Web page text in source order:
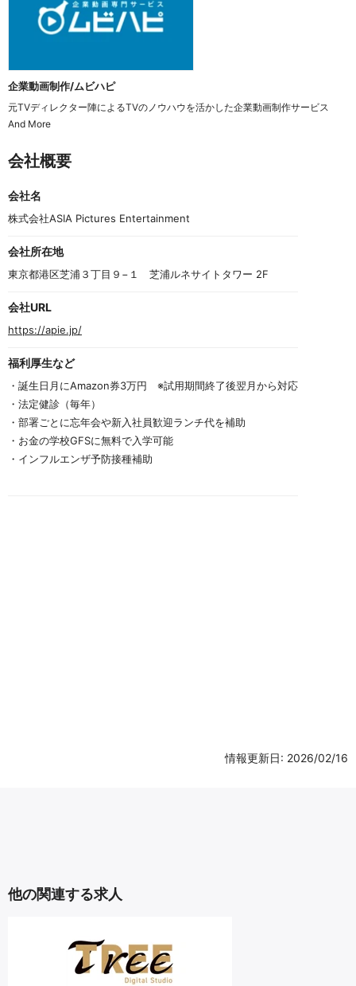
企業動画制作/ムビハピ
元TVディレクター陣によるTVのノウハウを活かした企業動画制作サービス
And More
会社概要
会社名
株式会社ASIA Pictures Entertainment
会社所在地
東京都港区芝浦３丁目９−１　芝浦ルネサイトタワー 2F
会社URL
https://apie.jp/
福利厚生など
・誕生日月にAmazon券3万円　※試用期間終了後翌月から対応
・法定健診（毎年）
・部署ごとに忘年会や新入社員歓迎ランチ代を補助
・お金の学校GFSに無料で入学可能
・インフルエンザ予防接種補助
情報更新日: 2026/02/16
他の関連する求人